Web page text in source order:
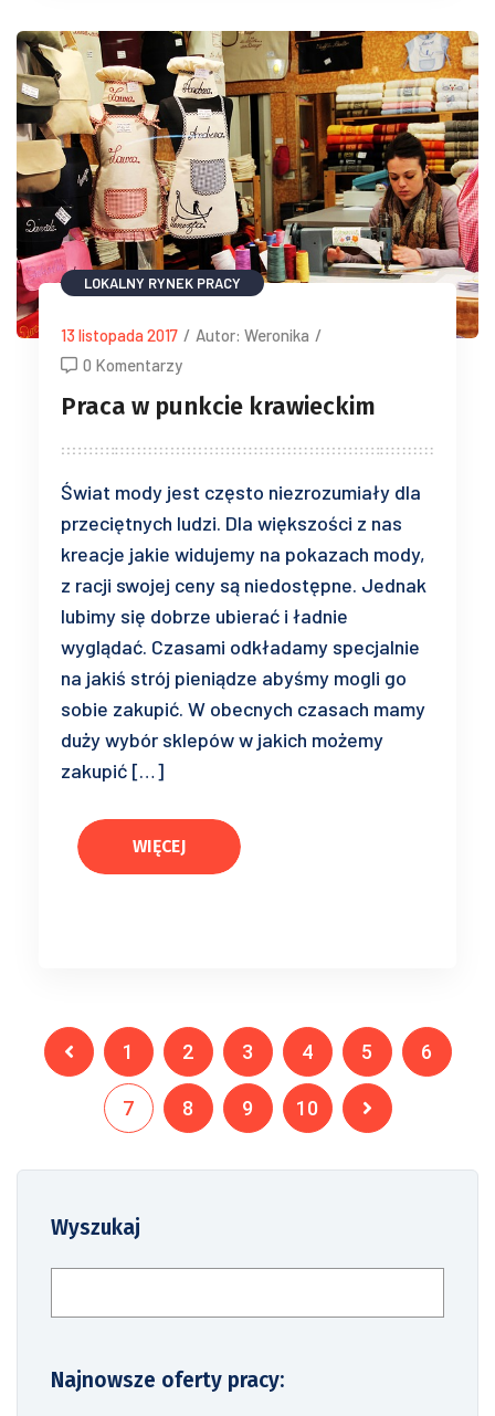
LOKALNY RYNEK PRACY
13 listopada 2017 / Autor: Weronika /
0 Komentarzy
Praca w punkcie krawieckim
Świat mody jest często niezrozumiały dla
przeciętnych ludzi. Dla większości z nas
kreacje jakie widujemy na pokazach mody,
z racji swojej ceny są niedostępne. Jednak
lubimy się dobrze ubierać i ładnie
wyglądać. Czasami odkładamy specjalnie
na jakiś strój pieniądze abyśmy mogli go
sobie zakupić. W obecnych czasach mamy
duży wybór sklepów w jakich możemy
zakupić […]
WIĘCEJ
1 2 3 4 5 6
7 8 9 10
Wyszukaj
Najnowsze oferty pracy: